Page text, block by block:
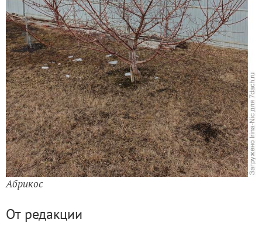
Абрикос
От редакции